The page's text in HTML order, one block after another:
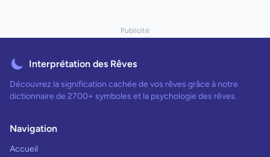
Publicité
Interprétation des Rêves
Découvrez la signification cachée de vos rêves grâce à notre
dictionnaire de 2700+ symboles et la psychologie des rêves.
Navigation
Accueil